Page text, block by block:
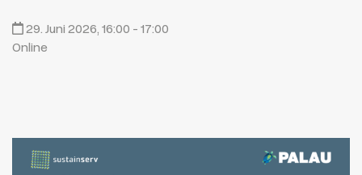
29. Juni 2026, 16:00 - 17:00
Online